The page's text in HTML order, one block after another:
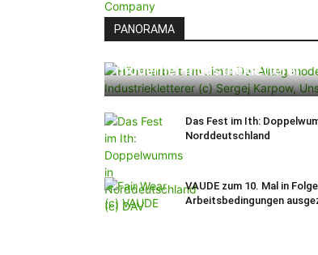
PANORAMA
moderner Industriekletterer
Das Fest im Ith:
Norddeutschland
VAUDE zum 10. Mal in
Arbeitsbedingungen